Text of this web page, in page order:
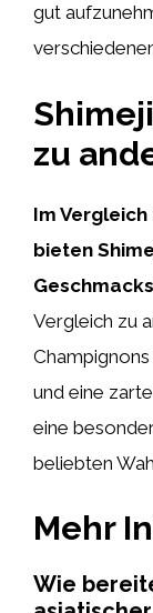
gut
zu
Im
bieten
Vergleich zu
und eine
eine
beliebten
Mehr
Wie